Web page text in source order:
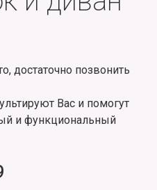
достаточно позвонить
Вас и помогут
и функциональный